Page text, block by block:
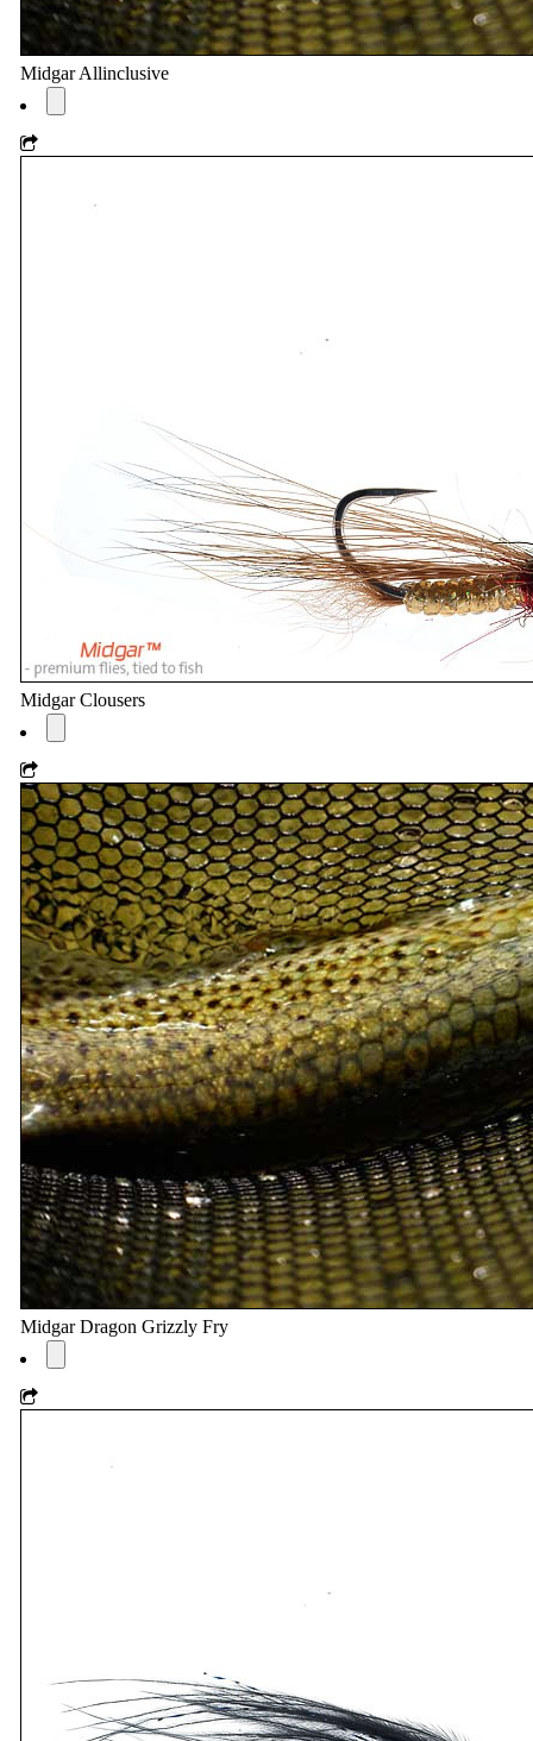
Midgar Allinclusive
Midgar Clousers
Midgar Dragon Grizzly Fry